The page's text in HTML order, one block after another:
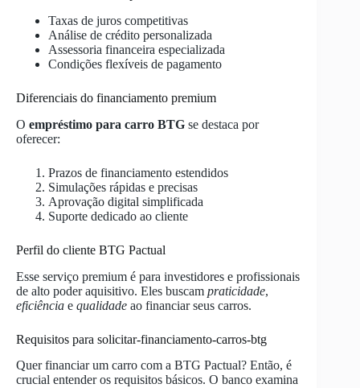
Taxas de juros competitivas
Análise de crédito personalizada
Assessoria financeira especializada
Condições flexíveis de pagamento
Diferenciais do financiamento premium
O empréstimo para carro BTG se destaca por
oferecer:
Prazos de financiamento estendidos
Simulações rápidas e precisas
Aprovação digital simplificada
Suporte dedicado ao cliente
Perfil do cliente BTG Pactual
Esse serviço premium é para investidores e profissionais
de alto poder aquisitivo. Eles buscam praticidade,
eficiência e qualidade ao financiar seus carros.
Requisitos para solicitar-financiamento-carros-btg
Quer financiar um carro com a BTG Pactual? Então, é
crucial entender os requisitos básicos. O banco examina